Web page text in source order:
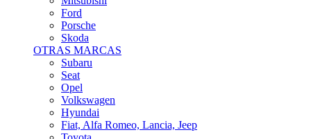
Porsche
Skoda
OTRAS MARCAS
Subaru
Seat
Opel
Volkswagen
Hyundai
Fiat, Alfa Romeo, Lancia, Jeep
Toyota
Suzuki